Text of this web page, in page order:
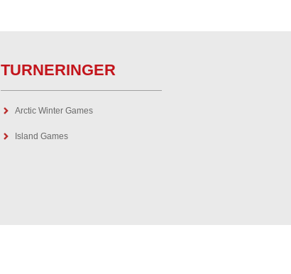
TURNERINGER
Arctic Winter Games
Island Games